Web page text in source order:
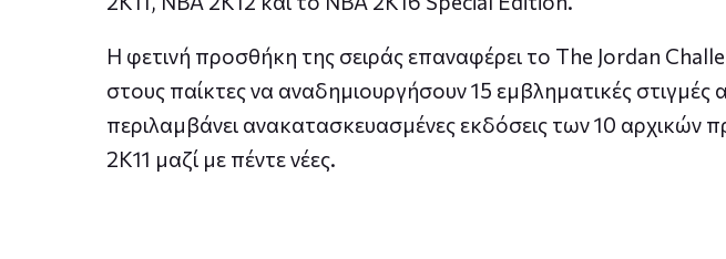
Η φετινή προσθήκη της σειράς επαναφέρει το The Jordan
στους παίκτες να αναδημιουργήσουν 15 εμβληματικές
περιλαμβάνει ανακατασκευασμένες εκδόσεις των 10 αρχικών
2K11 μαζί με πέντε νέες.